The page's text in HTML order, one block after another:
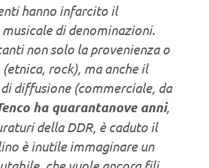
hanno infarcito il
di denominazioni.
non solo la provenienza o
rock), ma anche il
diffusione (commerciale, da
ha quarantanove anni,
della DDR, è caduto il
è inutile immaginare un